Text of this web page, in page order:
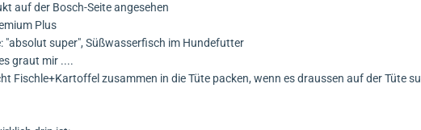
auf der Bosch-Seite angesehen
Plus
"absolut super", Süßwasserfisch im Hundefutter
graut mir ....
Fischle+Kartoffel zusammen in die Tüte packen, wenn es draussen auf der Tüte